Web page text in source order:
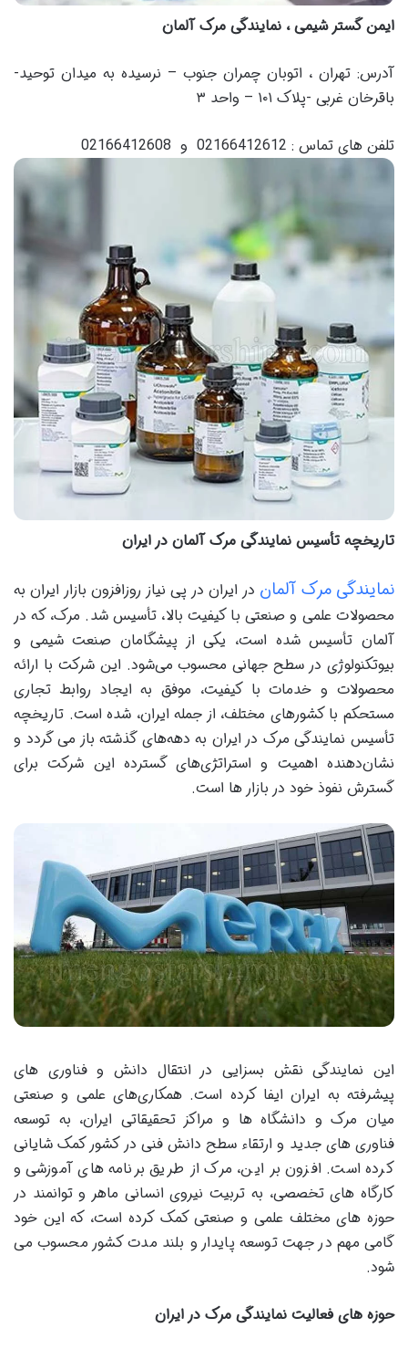
ایمن گستر شیمی ، نمایندگی مرک آلمان
آدرس: تهران ، اتوبان چمران جنوب – نرسیده به میدان توحید-
باقرخان غربی -پلاک ۱۰۱ – واحد ۳
تلفن های تماس : 02166412612 و 02166412608
تاریخچه تأسیس نمایندگی مرک آلمان در ایران
نمایندگی مرک آلمان در ایران در پی نیاز روزافزون بازار ایران به
محصولات علمی و صنعتی با کیفیت بالا، تأسیس شد. مرک، که در
آلمان تأسیس شده است، یکی از پیشگامان صنعت شیمی و
بیوتکنولوژی در سطح جهانی محسوب می‌شود. این شرکت با ارائه
محصولات و خدمات با کیفیت، موفق به ایجاد روابط تجاری
مستحکم با کشورهای مختلف، از جمله ایران، شده است. تاریخچه
تأسیس نمایندگی مرک در ایران به دهه‌های گذشته باز می ‌گردد و
نشان‌دهنده اهمیت و استراتژی‌های گسترده این شرکت برای
گسترش نفوذ خود در بازار ها است.
این نمایندگی نقش بسزایی در انتقال دانش و فناوری های
پیشرفته به ایران ایفا کرده است. همکاری‌های علمی و صنعتی
میان مرک و دانشگاه ها و مراکز تحقیقاتی ایران، به توسعه
فناوری ‌های جدید و ارتقاء سطح دانش فنی در کشور کمک شایانی
کرده است. افزون بر این، مرک از طریق برنامه های آموزشی و
کارگاه های تخصصی، به تربیت نیروی انسانی ماهر و توانمند در
حوزه ‌های مختلف علمی و صنعتی کمک کرده است، که این خود
گامی مهم در جهت توسعه پایدار و بلند مدت کشور محسوب می‌
شود.
حوزه‌ های فعالیت نمایندگی مرک در ایران